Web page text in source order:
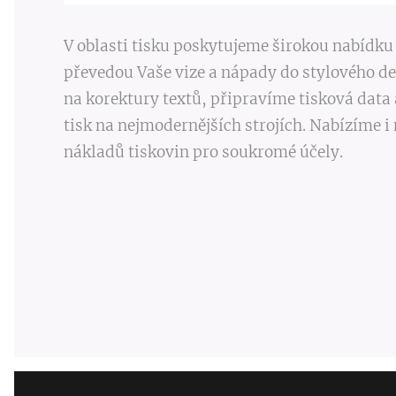
V oblasti tisku poskytujeme širokou
převedou Vaše vize a nápady do stylového
na korektury textů, připravíme tisková
tisk na nejmodernějších strojích. Nabízíme
nákladů tiskovin pro soukromé účely.